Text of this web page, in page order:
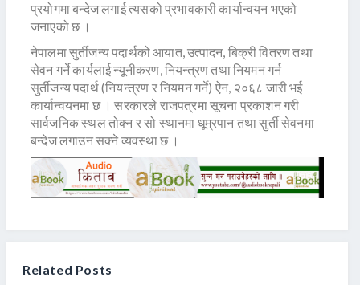
प्रयोगमा बन्देज लगाई त्यसको प्रभावकारी कार्यान्वयन भएको
जनाएको छ ।
नेपालमा सुर्तीजन्य पदार्थको आयात, उत्पादन, बिक्री वितरण तथा
सेवन गर्ने कार्यलाई न्यूनीकरण, नियन्त्रण तथा नियमन गर्न
सुर्तीजन्य पदार्थ (नियन्त्रण र नियमन गर्ने) ऐन, २०६८ जारी भई
कार्यान्वयनमा छ । सरकारले राजपत्रमा सूचना प्रकाशन गरी
सार्वजनिक स्थल तोक्न र सो स्थानमा धूम्रपान तथा सुर्ती सेवनमा
बन्देज लगाउन सक्ने व्यवस्था छ ।
Related Posts